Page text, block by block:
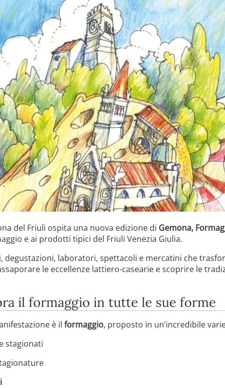
del Friuli ospita una nuova edizione di Gemona,
e ai prodotti tipici del Friuli Venezia Giulia.
degustazioni, laboratori, spettacoli e mercatini che
le eccellenze lattiero-casearie e scoprire le
il formaggio in tutte le sue forme
è il formaggio, proposto in un’incredibile
stagionati